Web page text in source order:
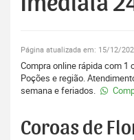
Página atualizada em: 15/12/
Compra online rápida com 1
Poções e região.
semana e feriados.
Coroas de